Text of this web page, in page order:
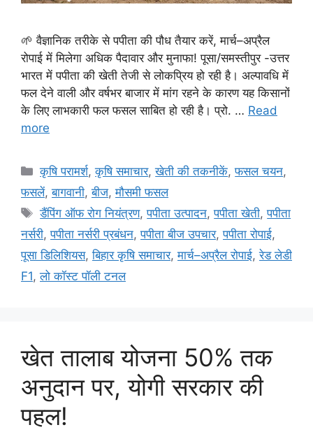
🌱 वैज्ञानिक तरीके से पपीता की पौध तैयार करें, मार्च–अप्रैल
रोपाई में मिलेगा अधिक पैदावार और मुनाफा! पूसा/समस्तीपुर -उत्तर
भारत में पपीता की खेती तेजी से लोकप्रिय हो रही है। अल्पावधि में
फल देने वाली और वर्षभर बाजार में मांग रहने के कारण यह किसानों
के लिए लाभकारी फल फसल साबित हो रही है। प्रो. … Read
more
कृषि परामर्श,कृषि समाचार,खेती की तकनीकें,फसल चयन,
फसलें,बागवानी,बीज,मौसमी फसल
डैंपिंग ऑफ रोग नियंत्रण,पपीता उत्पादन,पपीता खेती,पपीता
नर्सरी,पपीता नर्सरी प्रबंधन,पपीता बीज उपचार,पपीता रोपाई,
पूसा डिलिशियस,बिहार कृषि समाचार,मार्च–अप्रैल रोपाई,रेड लेडी
F1,लो कॉस्ट पॉली टनल
खेत तालाब योजना 50% तक
अनुदान पर, योगी सरकार की
पहल!